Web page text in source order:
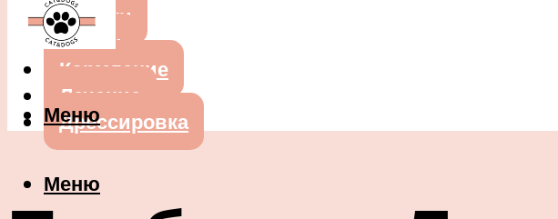
Собаки
Кошки
Кормление
Лечение
Дрессировка
Меню
Меню